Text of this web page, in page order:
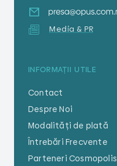
Media & PR
INFORMAȚII UTILE
Contact
Despre Noi
Modalități de plată
Întrebări Frecvente
Parteneri Cosmopolis